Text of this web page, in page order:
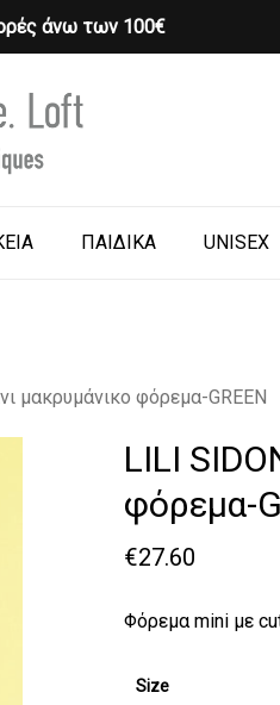
άνω των 100€
ΠΑΙΔΙΚΑ UNISEX
Cart
μακρυμάνικο φόρεμα-GREEN
LILI
φόρεμα-
€27.60
Φόρεμα mini με
Size